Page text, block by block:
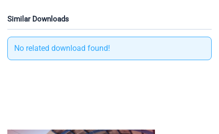
Similar Downloads
No related download found!